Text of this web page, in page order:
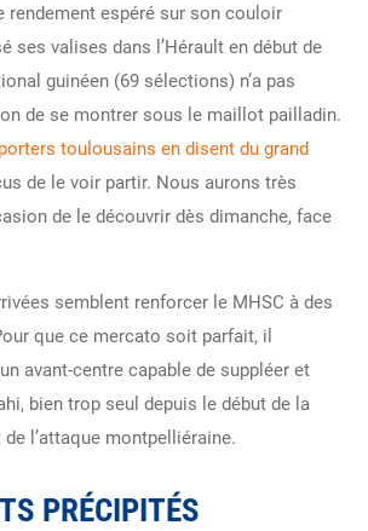
rendement espéré sur son couloir
ses valises dans l’Hérault en début de
guinéen (69 sélections) n’a pas
de se montrer sous le maillot pailladin.
toulousains en disent du grand
de le voir partir. Nous aurons très
de le découvrir dès dimanche, face
semblent renforcer le MHSC à des
que ce mercato soit parfait, il
avant-centre capable de suppléer et
bien trop seul depuis le début de la
l’attaque montpelliéraine.
PRÉCIPITÉS